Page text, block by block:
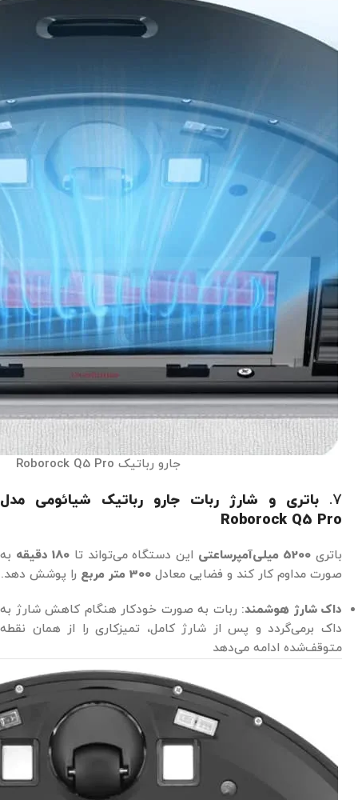
جارو رباتیک Roborock Q5 Pro
7.
باتری و شارژ ربات جارو رباتیک شیائومی مدل
Roborock Q5 Pro
باتری 5200 میلی‌آمپرساعتی این دستگاه می‌تواند تا 180 دقیقه
به
صورت مداوم کار کند و فضایی معادل 300 متر مربع را پوشش دهد.
داک شارژ هوشمند: ربات به صورت خودکار هنگام کاهش شارژ به
داک برمی‌گردد و پس از شارژ کامل، تمیزکاری را از همان نقطه
متوقف‌شده ادامه می‌دهد​